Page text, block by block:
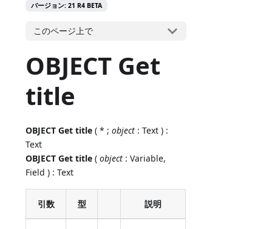
バージョン: 21 R4 BETA
このページ上で
OBJECT Get
title
OBJECT Get title ( * ;object : Text ) :
Text
OBJECT Get title (object : Variable,
Field ) : Text
引数 型 説明